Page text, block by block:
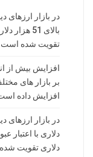
در بازار ارزهای
بالای 51
تقویت شده است
افزایش بیش از
بر بازار های
افزایش داده
دلاری تقویت